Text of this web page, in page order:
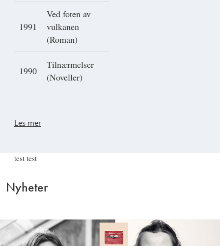
1991
Ved foten av
vulkanen
(Roman)
1990
Tilnærmelser
(Noveller)
Les mer
test test
Nyheter